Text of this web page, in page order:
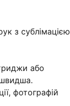
з сублімацією
або
фотографій